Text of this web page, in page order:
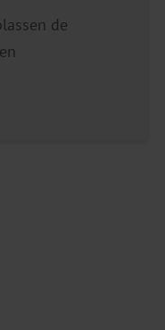
de
uit naar de